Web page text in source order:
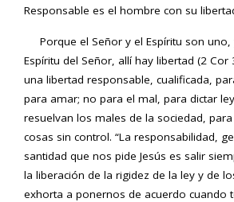
Responsable es el hombre con su
Porque el Señor y el Espíritu son uno,
Espíritu del Señor, allí hay libertad (2 Cor
una libertad responsable, cualificada,
para amar; no para el mal, para dictar
resuelvan los males de la sociedad,
cosas sin control. “La responsabilidad,
santidad que nos pide Jesús es salir
la liberación de la rigidez de la ley y de
exhorta a ponernos de acuerdo cuando